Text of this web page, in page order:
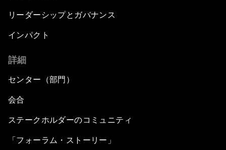
リーダーシップとガバナンス
インパクト
詳細
センター（部門）
会合
ステークホルダーのコミュニティ
「フォーラム・ストーリー」